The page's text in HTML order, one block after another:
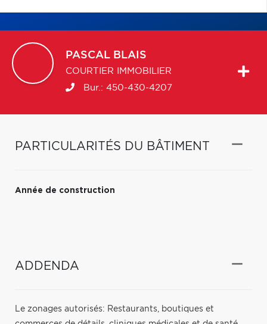
PASCAL BLAIS
COURTIER IMMOBILIER
Bur.: 450-430-4207
PARTICULARITÉS DU BÂTIMENT
Année de construction
ADDENDA
Le zonages autorisés: Restaurants, boutiques et